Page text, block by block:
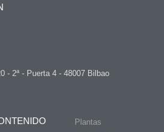
- 2ª - Puerta 4 - 48007 Bilbao
Plantas